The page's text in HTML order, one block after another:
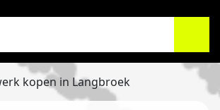
kopen in Langbroek